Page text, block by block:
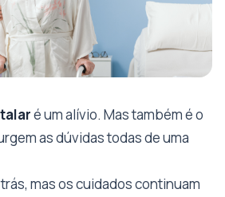
é um alívio. Mas também é o
as dúvidas todas de uma
mas os cuidados continuam